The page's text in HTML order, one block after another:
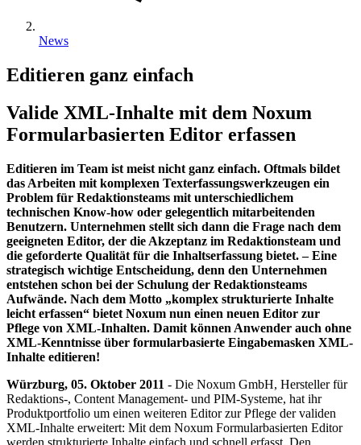
News
Editieren ganz einfach
Valide XML-Inhalte mit dem Noxum
Formularbasierten Editor erfassen
Editieren im Team ist meist nicht ganz einfach. Oftmals bildet
das Arbeiten mit komplexen Texterfassungswerkzeugen ein
Problem für Redaktionsteams mit unterschiedlichem
technischen Know-how oder gelegentlich mitarbeitenden
Benutzern. Unternehmen stellt sich dann die Frage nach dem
geeigneten Editor, der die Akzeptanz im Redaktionsteam und
die geforderte Qualität für die Inhaltserfassung bietet. – Eine
strategisch wichtige Entscheidung, denn den Unternehmen
entstehen schon bei der Schulung der Redaktionsteams
Aufwände. Nach dem Motto „komplex strukturierte Inhalte
leicht erfassen“ bietet Noxum nun einen neuen Editor zur
Pflege von XML-Inhalten. Damit können Anwender auch ohne
XML-Kenntnisse über formularbasierte Eingabemasken XML-
Inhalte editieren!
Würzburg, 05. Oktober 2011 - Die Noxum GmbH, Hersteller für
Redaktions-, Content Management- und PIM-Systeme, hat ihr
Produktportfolio um einen weiteren Editor zur Pflege der validen
XML-Inhalte erweitert: Mit dem Noxum Formularbasierten Editor